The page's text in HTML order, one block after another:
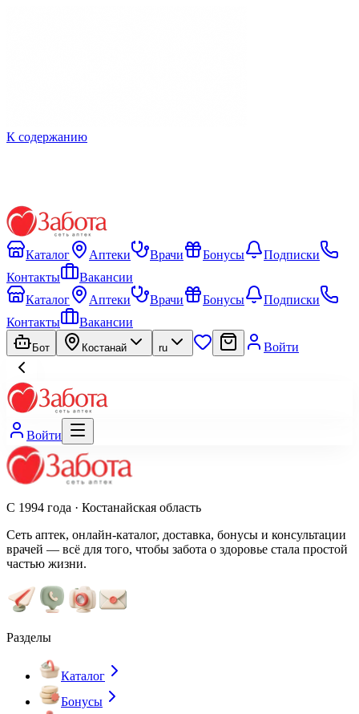
К содержанию
Каталог Аптеки Врачи Бонусы
Подписки
Контакты
Вакансии
Каталог
Аптеки Врачи Бонусы
Подписки
Контакты
Вакансии
Бот Костанай ru Войти
Войти
С 1994 года · Костанайская область
Сеть аптек, онлайн-каталог, доставка, бонусы и консультации
врачей — всё для того, чтобы забота о здоровье стала простой
частью жизни.
Разделы
Каталог
Бонусы